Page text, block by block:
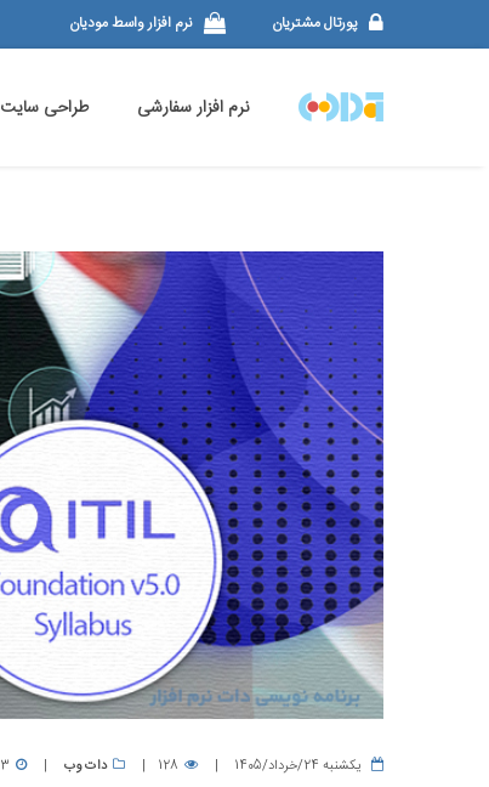
پورتال مشتریان نرم افزار واسط مودیان
نرم افزار سفارشی طراحی سایت
يكشنبه 24/خرداد/1405 128 دات وب 3 دقیقه